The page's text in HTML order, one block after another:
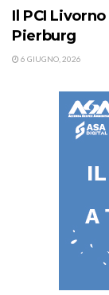
Il PCI
Pierburg
6 GIUGNO, 2026